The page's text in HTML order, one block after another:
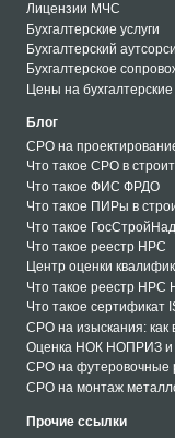
Лицензии МЧС
Бухгалтерские услуги
Бухгалтерский
Бухгалтерское
Цены на бухгалтерские
Блог
СРО на
Что такое СРО в
Что такое ФИС ФРДО
Что такое ПИРы в
Что такое
Что такое реестр НРС
Центр оценки
Что такое реестр
Что такое сертификат
СРО на изыскания: как
Оценка НОК НОПРИЗ
СРО на футеровочные
СРО на монтаж
СРО на монтаж
Прочие ссылки